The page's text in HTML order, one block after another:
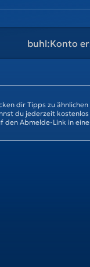
buhl:Konto
dir Tipps zu
du jederzeit
den Abmelde-Link in